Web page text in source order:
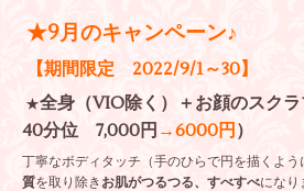
★9月のキャンペーン♪
【期間限定 2022/9/1～30】
★全身（VIO除く）＋お顔のスク
40分位 7,000円 →6000円 ）
丁寧なボディタッチ（手のひらで円を描くよ
質を取り除き お肌がつるつる、すべすべになり